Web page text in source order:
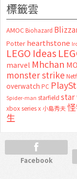
標籤雲
AMOC Biohazard
Potter hearthstone
LEGO Ideas
marvel Mhchan
monster strike
overwatch PC
Spider-man starfield star
xbox series x 小島秀夫
生
Facebook